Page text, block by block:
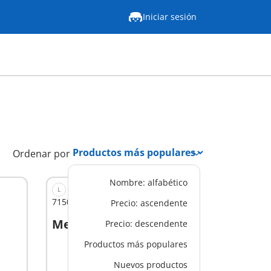
Iniciar sesión
Ordenar por
Nombre: alfabético
Precio: ascendente
Precio: descendente
Productos más populares
Nuevos productos
L
71509 - Casa pequeña
Mex$ 1,899.00
A la cesta